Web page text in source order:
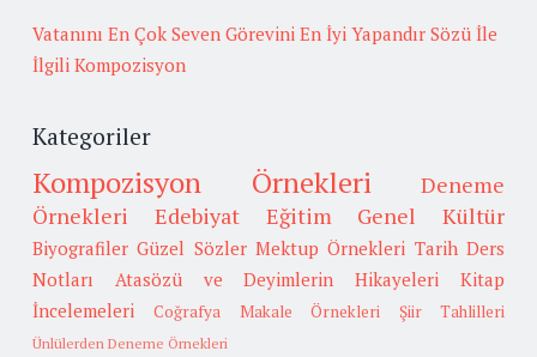
Vatanını En Çok Seven Görevini En İyi Yapandır Sözü İle
İlgili Kompozisyon
Kategoriler
Kompozisyon Örnekleri
Deneme
Örnekleri
Edebiyat Eğitim Genel Kültür
Biyografiler Güzel Sözler Mektup Örnekleri Tarih Ders
Notları
Atasözü ve Deyimlerin Hikayeleri
Kitap
İncelemeleri
Coğrafya Makale Örnekleri Şiir Tahlilleri
Ünlülerden Deneme Örnekleri